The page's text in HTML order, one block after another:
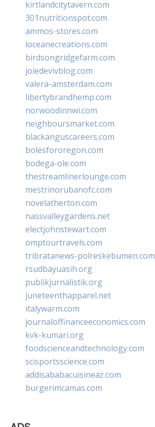
kirtlandcitytavern.com
301nutritionspot.com
ammos-stores.com
loceanecreations.com
birdsongridgefarm.com
joiedevivblog.com
valera-amsterdam.com
libertybrandhemp.com
norwoodinnwi.com
neighboursmarket.com
blackanguscareers.com
bolesfororegon.com
bodega-ole.com
thestreamlinerlounge.com
mestrinorubanofc.com
novelatherton.com
nassvalleygardens.net
electjohnstewart.com
omptourtravels.com
tribratanews-polreskebumen.com
rsudbayuasih.org
publikjurnalistik.org
juneteenthapparel.net
italywarm.com
journaloffinanceeconomics.com
kvk-kumari.org
foodscienceandtechnology.com
scisportsscience.com
addisababacuisineaz.com
burgerimcamas.com